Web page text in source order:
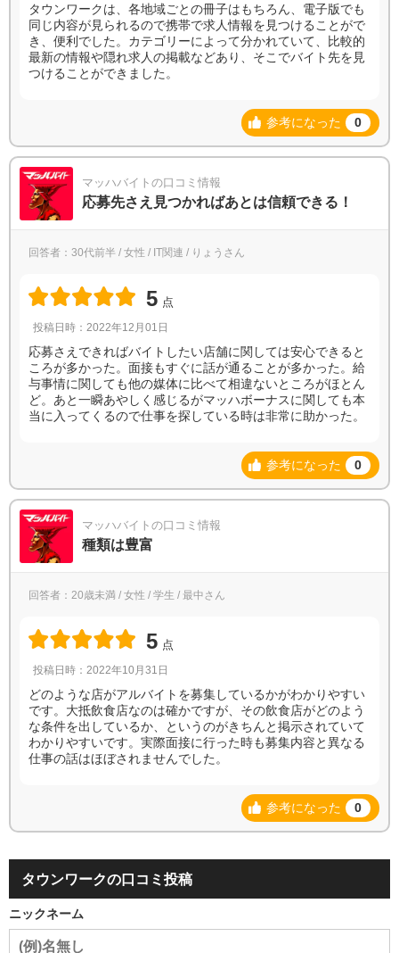
タウンワークは、各地域ごとの冊子はもちろん、電子版でも
同じ内容が見られるので携帯で求人情報を見つけることがで
き、便利でした。カテゴリーによって分かれていて、比較的
最新の情報や隠れ求人の掲載などあり、そこでバイト先を見
つけることができました。
参考になった 0
マッハバイトの口コミ情報
応募先さえ見つかればあとは信頼できる！
回答者：30代前半 / 女性 / IT関連 / りょうさん
5 点
投稿日時：2022年12月01日
応募さえできればバイトしたい店舗に関しては安心できると
ころが多かった。面接もすぐに話が通ることが多かった。給
与事情に関しても他の媒体に比べて相違ないところがほとん
ど。あと一瞬あやしく感じるがマッハボーナスに関しても本
当に入ってくるので仕事を探している時は非常に助かった。
参考になった 0
マッハバイトの口コミ情報
種類は豊富
回答者：20歳未満 / 女性 / 学生 / 最中さん
5 点
投稿日時：2022年10月31日
どのような店がアルバイトを募集しているかがわかりやすい
です。大抵飲食店なのは確かですが、その飲食店がどのよう
な条件を出しているか、というのがきちんと掲示されていて
わかりやすいです。実際面接に行った時も募集内容と異なる
仕事の話はほぼされませんでした。
参考になった 0
タウンワークの口コミ投稿
ニックネーム